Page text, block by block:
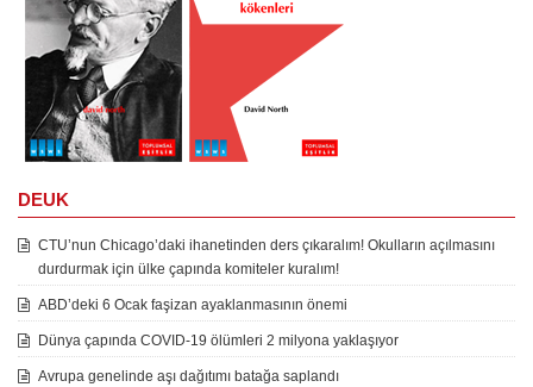
DEUK
CTU’nun Chicago’daki ihanetinden ders çıkaralım! Okulların açılmasını
durdurmak için ülke çapında komiteler kuralım!
ABD’deki 6 Ocak faşizan ayaklanmasının önemi
Dünya çapında COVID-19 ölümleri 2 milyona yaklaşıyor
Avrupa genelinde aşı dağıtımı batağa saplandı